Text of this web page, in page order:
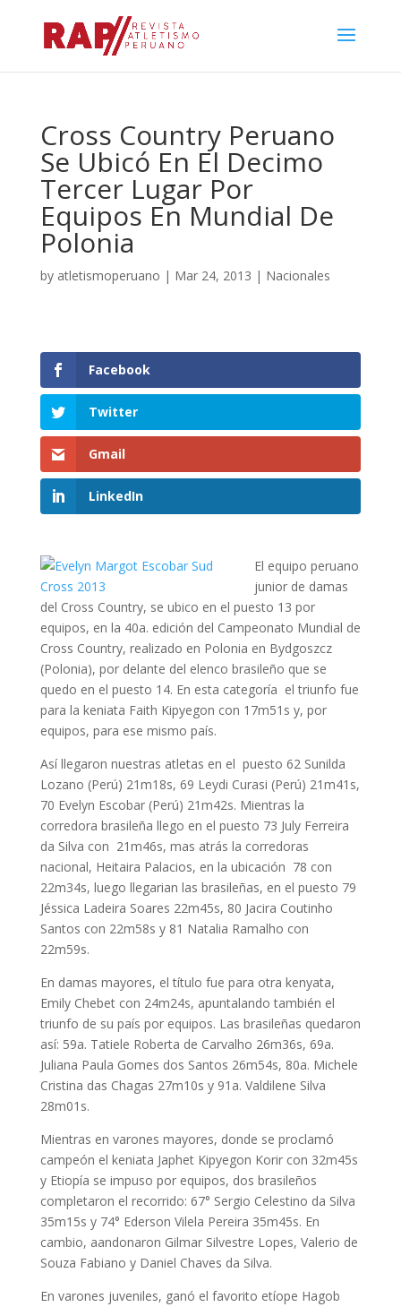
Cross Country Peruano
Se Ubicó En El Decimo
Tercer Lugar Por
Equipos En Mundial De
Polonia
by atletismoperuano | Mar 24, 2013 | Nacionales
Facebook
Twitter
Gmail
LinkedIn
El equipo peruano
junior de damas
del Cross Country, se ubico en el puesto 13 por
equipos, en la 40a. edición del Campeonato Mundial de
Cross Country, realizado en Polonia en Bydgoszcz
(Polonia), por delante del elenco brasileño que se
quedo en el puesto 14. En esta categoría el triunfo fue
para la keniata Faith Kipyegon con 17m51s y, por
equipos, para ese mismo país.
Así llegaron nuestras atletas en el puesto 62 Sunilda
Lozano (Perú) 21m18s, 69 Leydi Curasi (Perú) 21m41s,
70 Evelyn Escobar (Perú) 21m42s. Mientras la
corredora brasileña llego en el puesto 73 July Ferreira
da Silva con 21m46s, mas atrás la corredoras
nacional, Heitaira Palacios, en la ubicación 78 con
22m34s, luego llegarian las brasileñas, en el puesto 79
Jéssica Ladeira Soares 22m45s, 80 Jacira Coutinho
Santos con 22m58s y 81 Natalia Ramalho con
22m59s.
En damas mayores, el título fue para otra kenyata,
Emily Chebet con 24m24s, apuntalando también el
triunfo de su país por equipos. Las brasileñas quedaron
así: 59a. Tatiele Roberta de Carvalho 26m36s, 69a.
Juliana Paula Gomes dos Santos 26m54s, 80a. Michele
Cristina das Chagas 27m10s y 91a. Valdilene Silva
28m01s.
Mientras en varones mayores, donde se proclamó
campeón el keniata Japhet Kipyegon Korir con 32m45s
y Etiopía se impuso por equipos, dos brasileños
completaron el recorrido: 67° Sergio Celestino da Silva
35m15s y 74° Ederson Vilela Pereira 35m45s. En
cambio, aandonaron Gilmar Silvestre Lopes, Valerio de
Souza Fabiano y Daniel Chaves da Silva.
En varones juveniles, ganó el favorito etíope Hagob